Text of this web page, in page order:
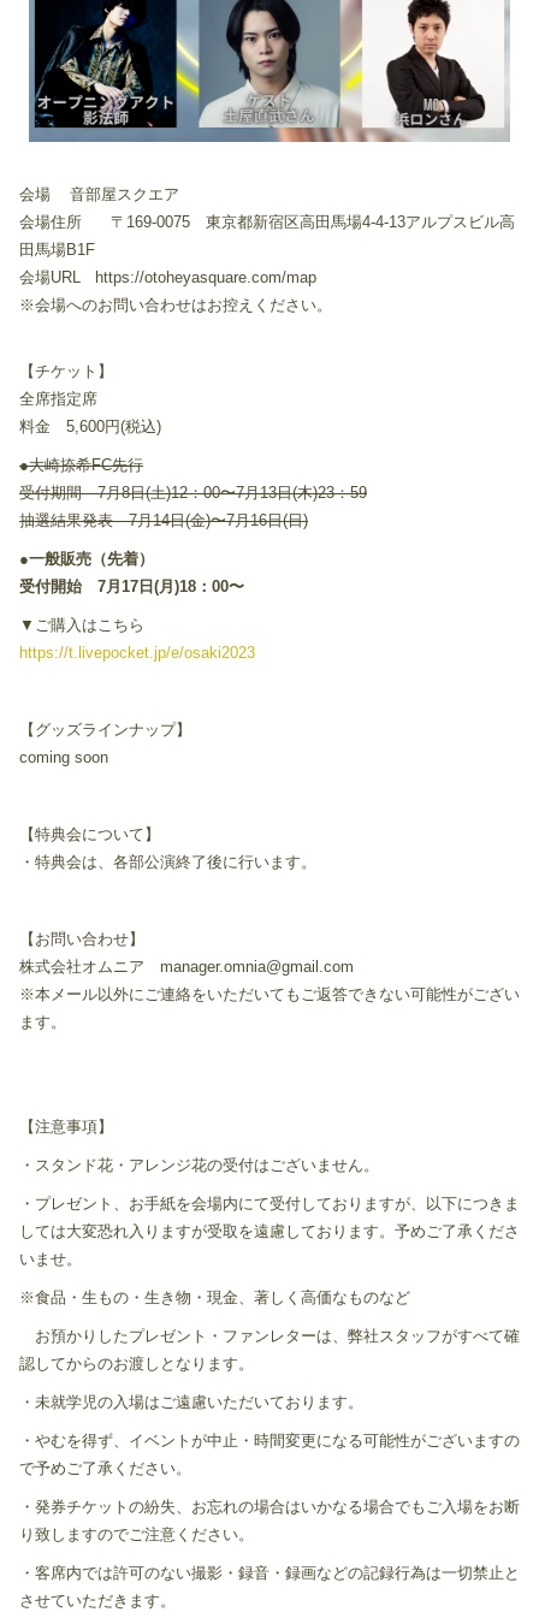
会場 音部屋スクエア
会場住所 〒169-0075 東京都新宿区高田馬場4-4-13アルプスビル高
田馬場B1F
会場URL https://otoheyasquare.com/map
※会場へのお問い合わせはお控えください。
【チケット】
全席指定席
料金 5,600円(税込)
●大崎捺希FC先行
受付期間 7月8日(土)12：00〜7月13日(木)23：59
抽選結果発表 7月14日(金)〜7月16日(日)
●一般販売（先着）
受付開始 7月17日(月)18：00〜
▼ご購入はこちら
https://t.livepocket.jp/e/osaki2023
【グッズラインナップ】
coming soon
【特典会について】
・特典会は、各部公演終了後に行います。
【お問い合わせ】
株式会社オムニア manager.omnia@gmail.com
※本メール以外にご連絡をいただいてもご返答できない可能性がござい
ます。
【注意事項】
・スタンド花・アレンジ花の受付はございません。
・プレゼント、お手紙を会場内にて受付しておりますが、以下につきま
しては大変恐れ入りますが受取を遠慮しております。予めご了承くださ
いませ。
※食品・生もの・生き物・現金、著しく高価なものなど
お預かりしたプレゼント・ファンレターは、弊社スタッフがすべて確
認してからのお渡しとなります。
・未就学児の入場はご遠慮いただいております。
・やむを得ず、イベントが中止・時間変更になる可能性がございますの
で予めご了承ください。
・発券チケットの紛失、お忘れの場合はいかなる場合でもご入場をお断
り致しますのでご注意ください。
・客席内では許可のない撮影・録音・録画などの記録行為は一切禁止と
させていただきます。